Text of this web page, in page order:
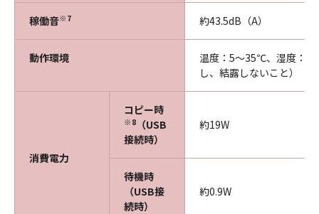
稼働音※7 約43.5dB（A）
動作環境
温度：5～35℃、湿度：
し、結露しないこと）
消費電力
コピー時
※8 （USB
接続時）
約19W
待機時
（USB接
続時）
約0.9W